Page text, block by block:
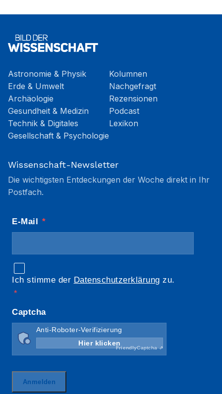
Astronomie & Physik
Erde & Umwelt
Archäologie
Gesundheit & Medizin
Technik & Digitales
Gesellschaft & Psychologie
Kolumnen
Nachgefragt
Rezensionen
Podcast
Lexikon
Wissenschaft-Newsletter
Die wichtigsten Entdeckungen der Woche direkt in Ihr
Postfach.